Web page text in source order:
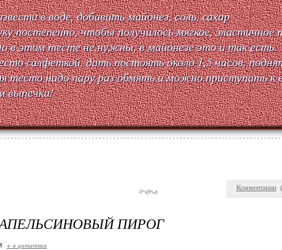
Комментарии (
в воде, добавить майонез, соль, сахар
постепенно, чтобы получилось мягкое, эластичное
в этом тесте не нужны, в майонезе это и так есть.
салфеткой, дать постоять около 1,5 часов,
тесто надо пару раз обмять и можно приступать к
выпечки!
ПИРОГ
+ в цитатник